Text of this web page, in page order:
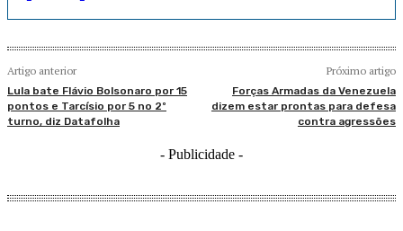
Artigo anterior
Lula bate Flávio Bolsonaro por 15
pontos e Tarcísio por 5 no 2º
turno, diz Datafolha
Próximo artigo
Forças Armadas da Venezuela
dizem estar prontas para defesa
contra agressões
- Publicidade -